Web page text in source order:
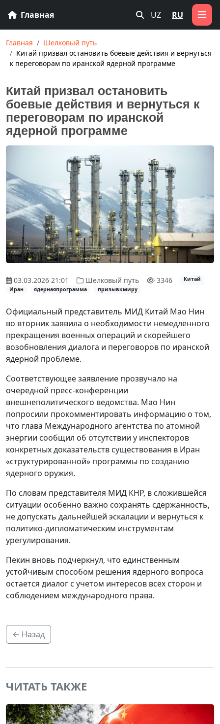
Главная UZ RU
Главная
Шелковый путь
Китай призвал остановить боевые действия и вернуться
к переговорам по иранской ядерной программе
Китай призвал остановить
боевые действия и вернуться к
переговорам по иранской
ядерной программе
03.03.2026 21:01 Шелковый путь 3346
Китай
Иран
ядернаяпрограмма призывкмиру
Официальный представитель МИД Китай Мао Нин
во вторник заявила о необходимости немедленного
прекращения военных операций и скорейшего
возобновления диалога и переговоров по иранской
ядерной проблеме.
Соответствующее заявление прозвучало на
очередной пресс-конференции
внешнеполитического ведомства. Мао Нин
попросили прокомментировать информацию о том,
что глава Международного агентства по атомной
энергии сообщил об отсутствии у инспекторов
конкретных доказательств существования в Иран
«структурированной» программы по созданию
ядерного оружия.
По словам представителя МИД КНР, в сложившейся
ситуации особенно важно сохранять сдержанность,
не допускать дальнейшей эскалации и вернуться к
политико-дипломатическим инструментам
урегулирования.
Пекин вновь подчеркнул, что единственным
устойчивым способом решения ядерного вопроса
остается диалог с учетом интересов всех сторон и
соблюдением международного права.
← Назад
ЧИТАТЬ ТАКЖЕ